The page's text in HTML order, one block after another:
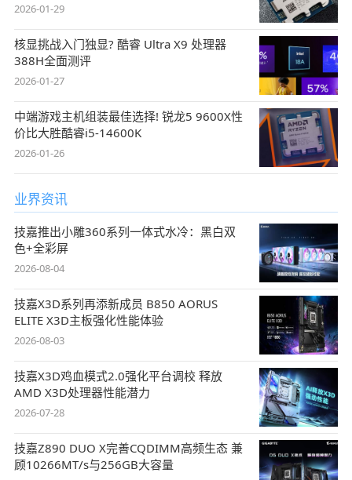
2026-01-29
核显挑战入门独显? 酷睿 Ultra X9 处理器
388H全面测评
2026-01-27
中端游戏主机组装最佳选择! 锐龙5 9600X性
价比大胜酷睿i5-14600K
2026-01-26
业界资讯
技嘉推出小雕360系列一体式水冷：黑白双
色+全彩屏
2026-08-04
技嘉X3D系列再添新成员 B850 AORUS
ELITE X3D主板强化性能体验
2026-08-03
技嘉X3D鸡血模式2.0强化平台调校 释放
AMD X3D处理器性能潜力
2026-07-28
技嘉Z890 DUO X完善CQDIMM高频生态 兼
顾10266MT/s与256GB大容量